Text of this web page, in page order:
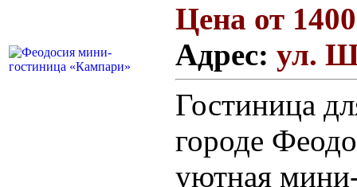
Цена от
Адрес: ул.
Гостиница
городе
уютная